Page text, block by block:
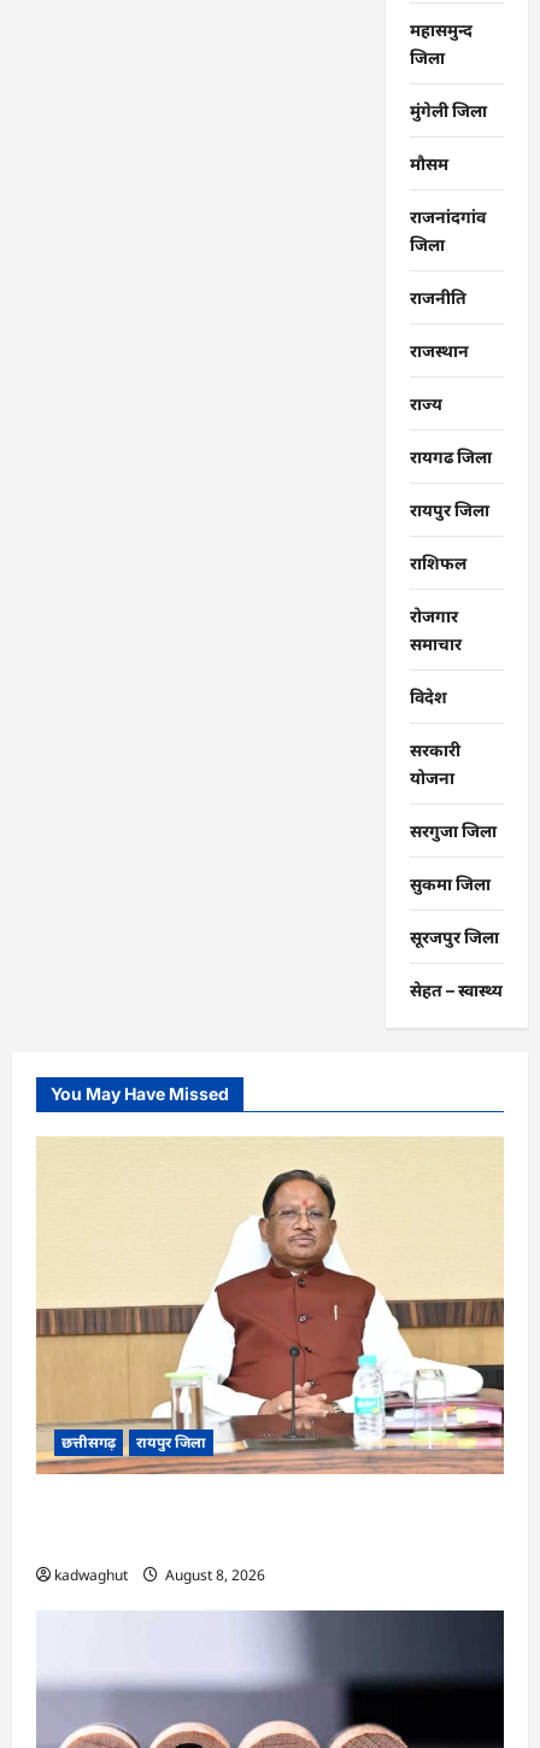
महासमुन्द
जिला
मुंगेली जिला
मौसम
राजनांदगांव
जिला
राजनीति
राजस्थान
राज्‍य
रायगढ जिला
रायपुर जिला
राशिफल
रोजगार
समाचार
विदेश
सरकारी
योजना
सरगुजा जिला
सुकमा जिला
सूरजपुर जिला
सेहत – स्‍वास्‍थ्‍य
You May Have Missed
छत्तीसगढ़ रायपुर जिला
kadwaghut August 8, 2026